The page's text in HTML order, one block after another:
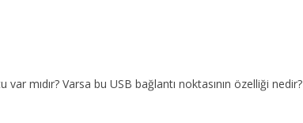
mıdır? Varsa bu USB bağlantı noktasının özelliği nedir?